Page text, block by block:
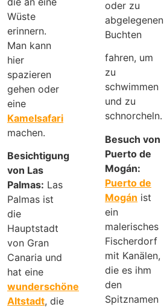
Wüste
erinnern.
Man kann
hier
spazieren
gehen oder
eine
Kamelsafari
machen.
Besichtigung
von Las
Palmas: Las
Palmas ist
die
Hauptstadt
von Gran
Canaria und
hat eine
wunderschöne
Altstadt, die
oder zu
abgelegenen
Buchten
fahren, um
zu
schwimmen
und zu
schnorcheln.
Besuch von
Puerto de
Mogán:
Puerto de
Mogán ist
ein
malerisches
Fischerdorf
mit Kanälen,
die es ihm
den
Spitznamen